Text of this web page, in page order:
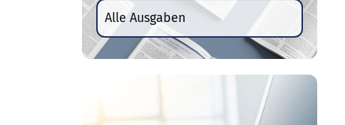
Alle Ausgaben